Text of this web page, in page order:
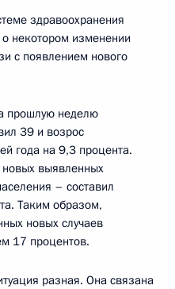
здравоохранения
о некотором изменении
с появлением нового
прошлую неделю
39 и возрос
года на 9,3 процента.
новых выявленных
– составил
Таким образом,
новых случаев
17 процентов.
разная. Она связана